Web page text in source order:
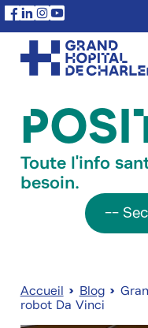
Aller
au
contenu
principal
Facebook
Linkedin
Instagram
Youtube
Toute l'info
besoin.
--
Fil
Accueil Blog
robot Da Vinci
Panneau de gestion des